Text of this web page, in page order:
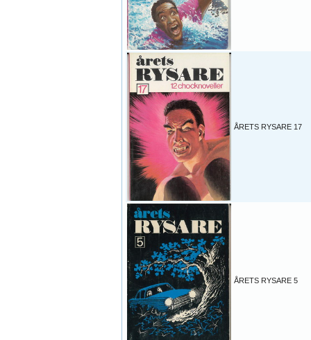
ÅRETS RYSARE 17
ÅRETS RYSARE 5